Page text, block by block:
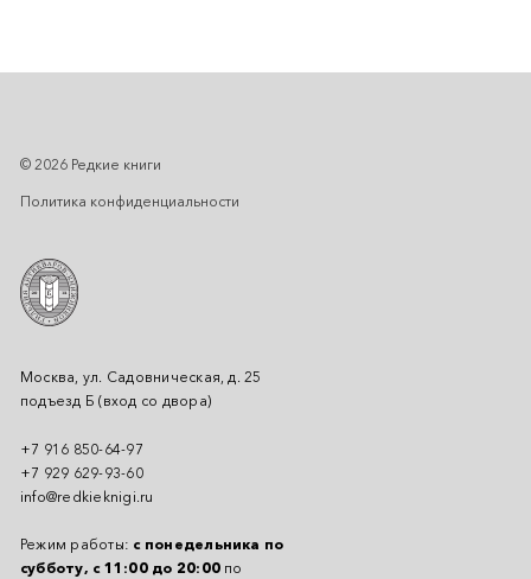
Москва, ул. Садовническая, д. 25
подъезд Б (вход со двора)
+7 916 850-64-97
+7 929 629-93-60
info@redkieknigi.ru
Режим работы: с понедельника по
субботу, с 11:00 до 20:00 по
© 2026 Редкие книги
Политика конфиденциальности